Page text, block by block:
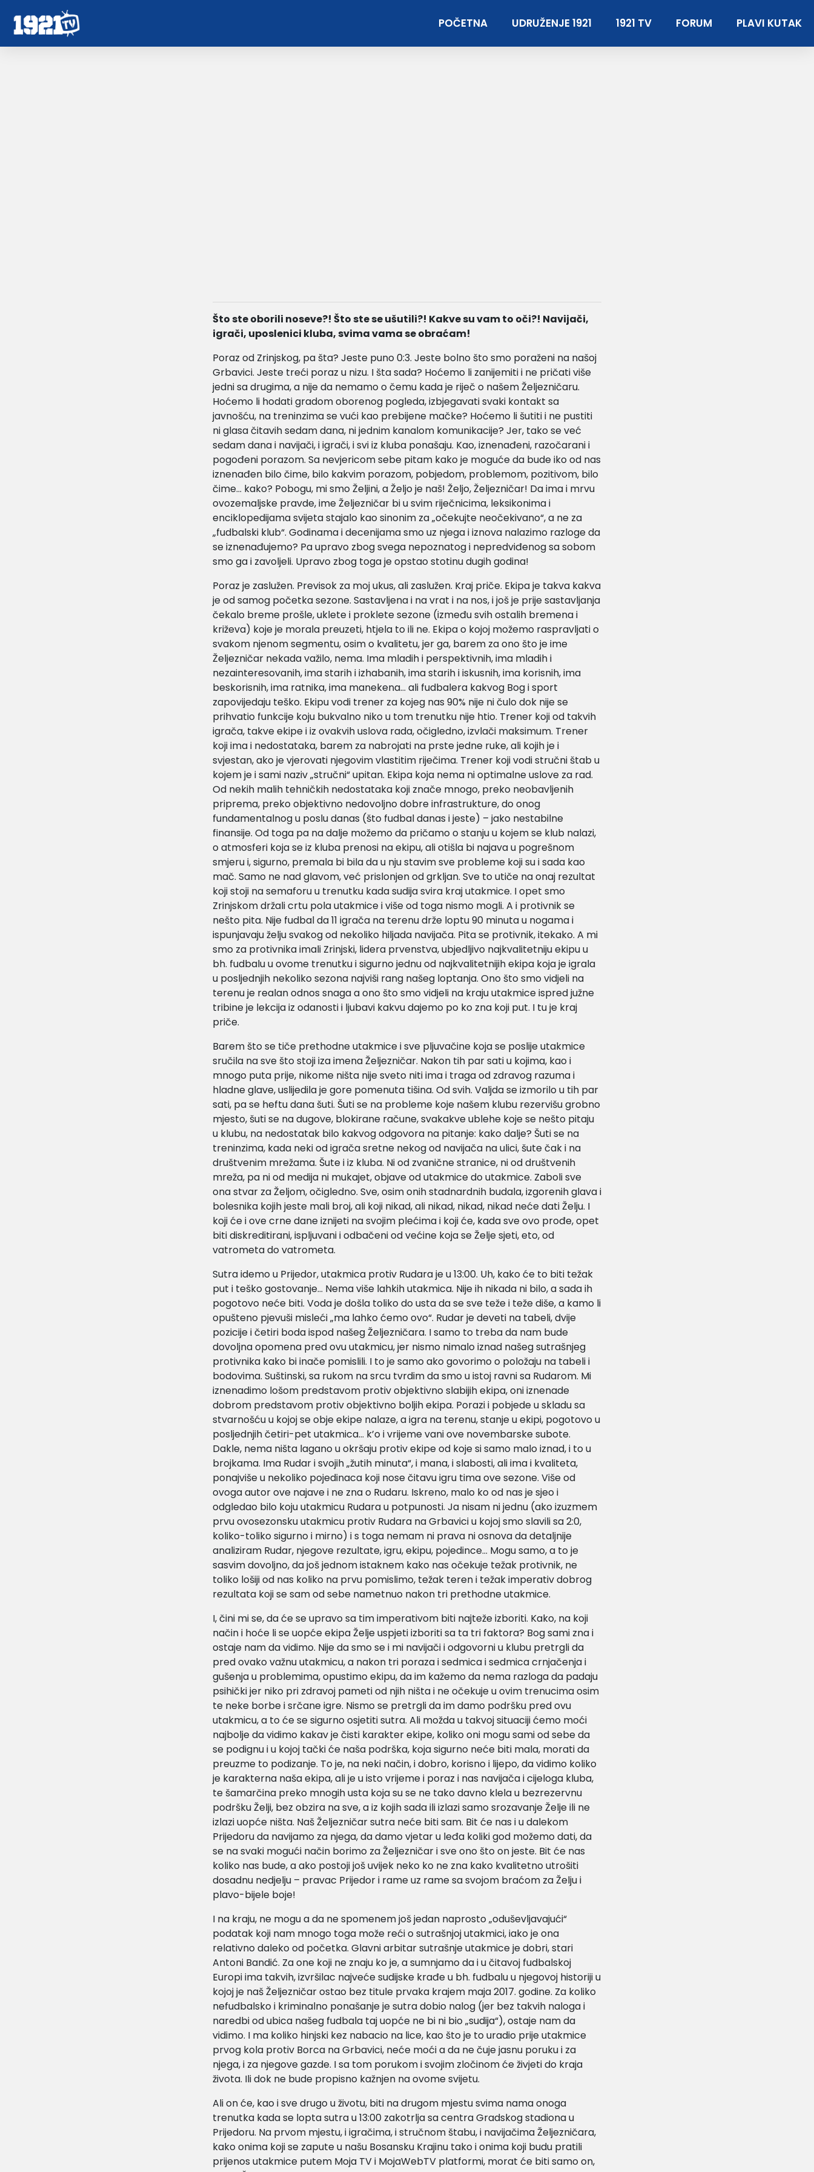
POČETNA UDRUŽENJE 1921 1921 TV FORUM PLAVI KUTAK
Što ste oborili noseve?! Što ste se ušutili?! Kakve su vam to oči?! Navijači,
igrači, uposlenici kluba, svima vama se obraćam!
Poraz od Zrinjskog, pa šta? Jeste puno 0:3. Jeste bolno što smo poraženi na našoj
Grbavici. Jeste treći poraz u nizu. I šta sada? Hoćemo li zanijemiti i ne pričati više
jedni sa drugima, a nije da nemamo o čemu kada je riječ o našem Željezničaru.
Hoćemo li hodati gradom oborenog pogleda, izbjegavati svaki kontakt sa
javnošću, na treninzima se vući kao prebijene mačke? Hoćemo li šutiti i ne pustiti
ni glasa čitavih sedam dana, ni jednim kanalom komunikacije? Jer, tako se već
sedam dana i navijači, i igrači, i svi iz kluba ponašaju. Kao, iznenađeni, razočarani i
pogođeni porazom. Sa nevjericom sebe pitam kako je moguće da bude iko od nas
iznenađen bilo čime, bilo kakvim porazom, pobjedom, problemom, pozitivom, bilo
čime… kako? Pobogu, mi smo Željini, a Željo je naš! Željo, Željezničar! Da ima i mrvu
ovozemaljske pravde, ime Željezničar bi u svim riječnicima, leksikonima i
enciklopedijama svijeta stajalo kao sinonim za „očekujte neočekivano“, a ne za
„fudbalski klub“. Godinama i decenijama smo uz njega i iznova nalazimo razloge da
se iznenađujemo? Pa upravo zbog svega nepoznatog i nepredviđenog sa sobom
smo ga i zavoljeli. Upravo zbog toga je opstao stotinu dugih godina!
Poraz je zaslužen. Previsok za moj ukus, ali zaslužen. Kraj priče. Ekipa je takva kakva
je od samog početka sezone. Sastavljena i na vrat i na nos, i još je prije sastavljanja
čekalo breme prošle, uklete i proklete sezone (između svih ostalih bremena i
križeva) koje je morala preuzeti, htjela to ili ne. Ekipa o kojoj možemo raspravljati o
svakom njenom segmentu, osim o kvalitetu, jer ga, barem za ono što je ime
Željezničar nekada važilo, nema. Ima mladih i perspektivnih, ima mladih i
nezainteresovanih, ima starih i izhabanih, ima starih i iskusnih, ima korisnih, ima
beskorisnih, ima ratnika, ima manekena… ali fudbalera kakvog Bog i sport
zapovijedaju teško. Ekipu vodi trener za kojeg nas 90% nije ni čulo dok nije se
prihvatio funkcije koju bukvalno niko u tom trenutku nije htio. Trener koji od takvih
igrača, takve ekipe i iz ovakvih uslova rada, očigledno, izvlači maksimum. Trener
koji ima i nedostataka, barem za nabrojati na prste jedne ruke, ali kojih je i
svjestan, ako je vjerovati njegovim vlastitim riječima. Trener koji vodi stručni štab u
kojem je i sami naziv „stručni“ upitan. Ekipa koja nema ni optimalne uslove za rad.
Od nekih malih tehničkih nedostataka koji znače mnogo, preko neobavljenih
priprema, preko objektivno nedovoljno dobre infrastrukture, do onog
fundamentalnog u poslu danas (što fudbal danas i jeste) – jako nestabilne
finansije. Od toga pa na dalje možemo da pričamo o stanju u kojem se klub nalazi,
o atmosferi koja se iz kluba prenosi na ekipu, ali otišla bi najava u pogrešnom
smjeru i, sigurno, premala bi bila da u nju stavim sve probleme koji su i sada kao
mač. Samo ne nad glavom, već prislonjen od grkljan. Sve to utiče na onaj rezultat
koji stoji na semaforu u trenutku kada sudija svira kraj utakmice. I opet smo
Zrinjskom držali crtu pola utakmice i više od toga nismo mogli. A i protivnik se
nešto pita. Nije fudbal da 11 igrača na terenu drže loptu 90 minuta u nogama i
ispunjavaju želju svakog od nekoliko hiljada navijača. Pita se protivnik, itekako. A mi
smo za protivnika imali Zrinjski, lidera prvenstva, ubjedljivo najkvalitetniju ekipu u
bh. fudbalu u ovome trenutku i sigurno jednu od najkvalitetnijih ekipa koja je igrala
u posljednjih nekoliko sezona najviši rang našeg loptanja. Ono što smo vidjeli na
terenu je realan odnos snaga a ono što smo vidjeli na kraju utakmice ispred južne
tribine je lekcija iz odanosti i ljubavi kakvu dajemo po ko zna koji put. I tu je kraj
priče.
Barem što se tiče prethodne utakmice i sve pljuvačine koja se poslije utakmice
sručila na sve što stoji iza imena Željezničar. Nakon tih par sati u kojima, kao i
mnogo puta prije, nikome ništa nije sveto niti ima i traga od zdravog razuma i
hladne glave, uslijedila je gore pomenuta tišina. Od svih. Valjda se izmorilo u tih par
sati, pa se heftu dana šuti. Šuti se na probleme koje našem klubu rezervišu grobno
mjesto, šuti se na dugove, blokirane račune, svakakve ublehe koje se nešto pitaju
u klubu, na nedostatak bilo kakvog odgovora na pitanje: kako dalje? Šuti se na
treninzima, kada neki od igrača sretne nekog od navijača na ulici, šute čak i na
društvenim mrežama. Šute i iz kluba. Ni od zvanične stranice, ni od društvenih
mreža, pa ni od medija ni mukajet, objave od utakmice do utakmice. Zaboli sve
ona stvar za Željom, očigledno. Sve, osim onih stadnardnih budala, izgorenih glava i
bolesnika kojih jeste mali broj, ali koji nikad, ali nikad, nikad, nikad neće dati Želju. I
koji će i ove crne dane iznijeti na svojim plećima i koji će, kada sve ovo prođe, opet
biti diskreditirani, ispljuvani i odbačeni od većine koja se Želje sjeti, eto, od
vatrometa do vatrometa.
Sutra idemo u Prijedor, utakmica protiv Rudara je u 13:00. Uh, kako će to biti težak
put i teško gostovanje… Nema više lahkih utakmica. Nije ih nikada ni bilo, a sada ih
pogotovo neće biti. Voda je došla toliko do usta da se sve teže i teže diše, a kamo li
opušteno pjevuši misleći „ma lahko ćemo ovo“. Rudar je deveti na tabeli, dvije
pozicije i četiri boda ispod našeg Željezničara. I samo to treba da nam bude
dovoljna opomena pred ovu utakmicu, jer nismo nimalo iznad našeg sutrašnjeg
protivnika kako bi inače pomislili. I to je samo ako govorimo o položaju na tabeli i
bodovima. Suštinski, sa rukom na srcu tvrdim da smo u istoj ravni sa Rudarom. Mi
iznenadimo lošom predstavom protiv objektivno slabijih ekipa, oni iznenade
dobrom predstavom protiv objektivno boljih ekipa. Porazi i pobjede u skladu sa
stvarnošću u kojoj se obje ekipe nalaze, a igra na terenu, stanje u ekipi, pogotovo u
posljednjih četiri-pet utakmica… k’o i vrijeme vani ove novembarske subote.
Dakle, nema ništa lagano u okršaju protiv ekipe od koje si samo malo iznad, i to u
brojkama. Ima Rudar i svojih „žutih minuta“, i mana, i slabosti, ali ima i kvaliteta,
ponajviše u nekoliko pojedinaca koji nose čitavu igru tima ove sezone. Više od
ovoga autor ove najave i ne zna o Rudaru. Iskreno, malo ko od nas je sjeo i
odgledao bilo koju utakmicu Rudara u potpunosti. Ja nisam ni jednu (ako izuzmem
prvu ovosezonsku utakmicu protiv Rudara na Grbavici u kojoj smo slavili sa 2:0,
koliko-toliko sigurno i mirno) i s toga nemam ni prava ni osnova da detaljnije
analiziram Rudar, njegove rezultate, igru, ekipu, pojedince… Mogu samo, a to je
sasvim dovoljno, da još jednom istaknem kako nas očekuje težak protivnik, ne
toliko lošiji od nas koliko na prvu pomislimo, težak teren i težak imperativ dobrog
rezultata koji se sam od sebe nametnuo nakon tri prethodne utakmice.
I, čini mi se, da će se upravo sa tim imperativom biti najteže izboriti. Kako, na koji
način i hoće li se uopće ekipa Želje uspjeti izboriti sa ta tri faktora? Bog sami zna i
ostaje nam da vidimo. Nije da smo se i mi navijači i odgovorni u klubu pretrgli da
pred ovako važnu utakmicu, a nakon tri poraza i sedmica i sedmica crnjačenja i
gušenja u problemima, opustimo ekipu, da im kažemo da nema razloga da padaju
psihički jer niko pri zdravoj pameti od njih ništa i ne očekuje u ovim trenucima osim
te neke borbe i srčane igre. Nismo se pretrgli da im damo podršku pred ovu
utakmicu, a to će se sigurno osjetiti sutra. Ali možda u takvoj situaciji ćemo moći
najbolje da vidimo kakav je čisti karakter ekipe, koliko oni mogu sami od sebe da
se podignu i u kojoj tački će naša podrška, koja sigurno neće biti mala, morati da
preuzme to podizanje. To je, na neki način, i dobro, korisno i lijepo, da vidimo koliko
je karakterna naša ekipa, ali je u isto vrijeme i poraz i nas navijača i cijeloga kluba,
te šamarčina preko mnogih usta koja su se ne tako davno klela u bezrezervnu
podršku Želji, bez obzira na sve, a iz kojih sada ili izlazi samo srozavanje Želje ili ne
izlazi uopće ništa. Naš Željezničar sutra neće biti sam. Bit će nas i u dalekom
Prijedoru da navijamo za njega, da damo vjetar u leđa koliki god možemo dati, da
se na svaki mogući način borimo za Željezničar i sve ono što on jeste. Bit će nas
koliko nas bude, a ako postoji još uvijek neko ko ne zna kako kvalitetno utrošiti
dosadnu nedjelju – pravac Prijedor i rame uz rame sa svojom braćom za Želju i
plavo-bijele boje!
I na kraju, ne mogu a da ne spomenem još jedan naprosto „oduševljavajući“
podatak koji nam mnogo toga može reći o sutrašnjoj utakmici, iako je ona
relativno daleko od početka. Glavni arbitar sutrašnje utakmice je dobri, stari
Antoni Bandić. Za one koji ne znaju ko je, a sumnjamo da i u čitavoj fudbalskoj
Europi ima takvih, izvršilac najveće sudijske krađe u bh. fudbalu u njegovoj historiji u
kojoj je naš Željezničar ostao bez titule prvaka krajem maja 2017. godine. Za koliko
nefudbalsko i kriminalno ponašanje je sutra dobio nalog (jer bez takvih naloga i
naredbi od ubica našeg fudbala taj uopće ne bi ni bio „sudija“), ostaje nam da
vidimo. I ma koliko hinjski kez nabacio na lice, kao što je to uradio prije utakmice
prvog kola protiv Borca na Grbavici, neće moći a da ne čuje jasnu poruku i za
njega, i za njegove gazde. I sa tom porukom i svojim zločinom će živjeti do kraja
života. Ili dok ne bude propisno kažnjen na ovome svijetu.
Ali on će, kao i sve drugo u životu, biti na drugom mjestu svima nama onoga
trenutka kada se lopta sutra u 13:00 zakotrlja sa centra Gradskog stadiona u
Prijedoru. Na prvom mjestu, i igračima, i stručnom štabu, i navijačima Željezničara,
kako onima koji se zapute u našu Bosansku Krajinu tako i onima koji budu pratili
prijenos utakmice putem Moja TV i MojaWebTV platformi, morat će biti samo on,